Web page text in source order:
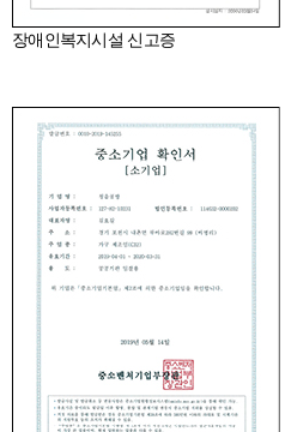
장애인복지시설 신고증